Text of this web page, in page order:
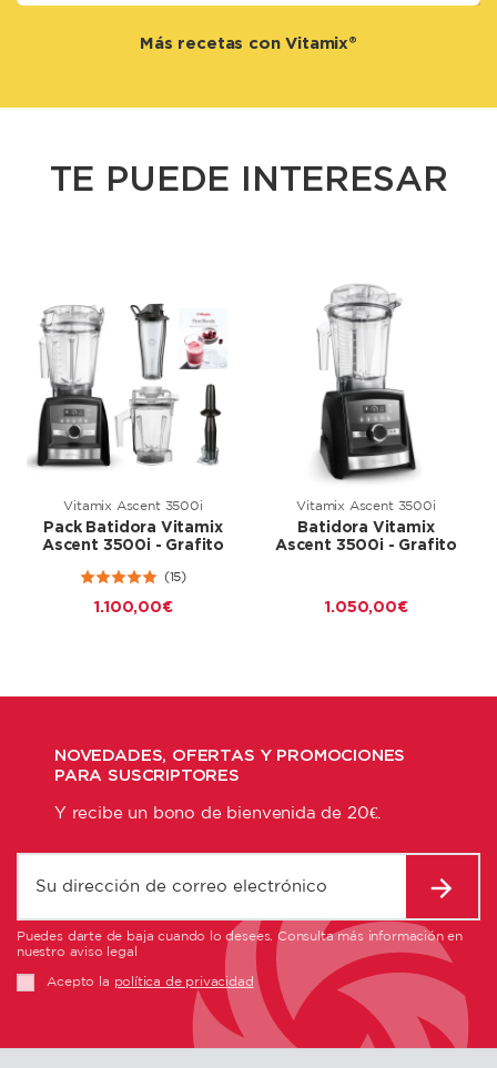
Más recetas con Vitamix®
TE PUEDE INTERESAR
Vitamix Ascent 3500i
Pack Batidora Vitamix
Ascent 3500i - Grafito
(15)
1.100,00 €
Vitamix Ascent 3500i
Batidora Vitamix
Ascent 3500i - Grafito
1.050,00 €
NOVEDADES, OFERTAS Y PROMOCIONES
PARA SUSCRIPTORES
Y recibe un bono de bienvenida de 20€.
Puedes darte de baja cuando lo desees. Consulta más información en
nuestro aviso legal
Acepto la política de privacidad